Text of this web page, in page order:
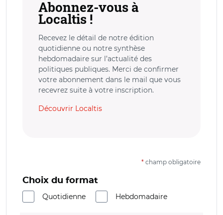
Abonnez-vous à
Localtis !
Recevez le détail de notre édition
quotidienne ou notre synthèse
hebdomadaire sur l’actualité des
politiques publiques. Merci de confirmer
votre abonnement dans le mail que vous
recevrez suite à votre inscription.
Découvrir Localtis
* champ obligatoire
Choix du format
Quotidienne
Hebdomadaire